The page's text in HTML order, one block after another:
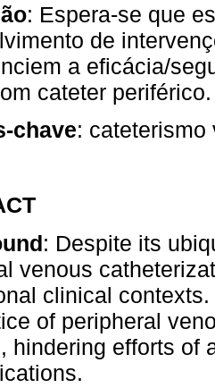
: Espera-se que
de
a eficácia/
cateter periférico.
chave: cateterismo
: Despite its
venous
clinical
of peripheral
hindering efforts of